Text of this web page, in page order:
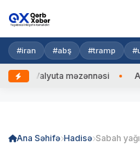
#iran #abş #tramp
Valyuta məzənnəsi
Ana Səhifə Hadisə Sabah